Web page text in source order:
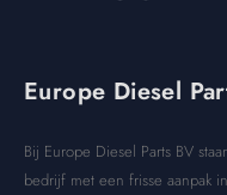
Europe Diesel
Bij Europe Diesel Parts BV
bedrijf met een frisse aanpak